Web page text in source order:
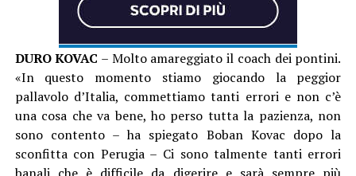
DURO KOVAC – Molto amareggiato il coach dei pontini.
«In questo momento stiamo giocando la peggior
pallavolo d’Italia, commettiamo tanti errori e non c’è
una cosa che va bene, ho perso tutta la pazienza, non
sono contento – ha spiegato Boban Kovac dopo la
sconfitta con Perugia – Ci sono talmente tanti errori